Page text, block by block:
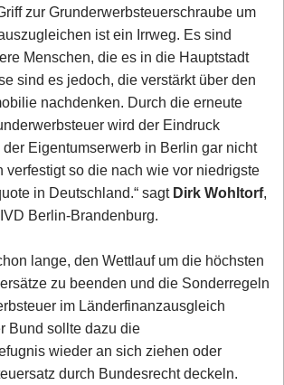
zur Grunderwerbsteuerschraube um
ist ein Irrweg. Es sind
Menschen, die es in die Hauptstadt
sind es jedoch, die verstärkt über den
nachdenken. Durch die erneute
wird der Eindruck
Eigentumserwerb in Berlin gar nicht
verfestigt so die nach wie vor niedrigste
in Deutschland.“ sagtDirk Wohltorf,
Berlin-Brandenburg.
lange, den Wettlauf um die höchsten
zu beenden und die Sonderregeln
im Länderfinanzausgleich
Bund sollte dazu die
wieder an sich ziehen oder
durch Bundesrecht deckeln.